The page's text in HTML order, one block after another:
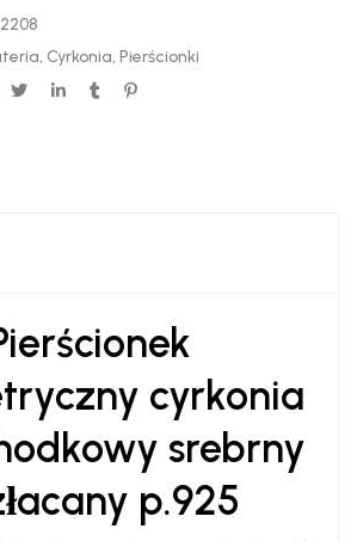
, Cyrkonia, Pierścionki
cyrkonia
srebrny
p.925